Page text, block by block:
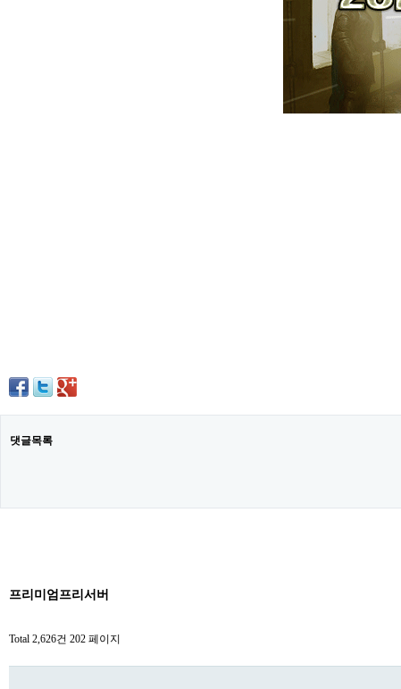
댓글목록
프리미엄프리서버
Total 2,626건 202 페이지